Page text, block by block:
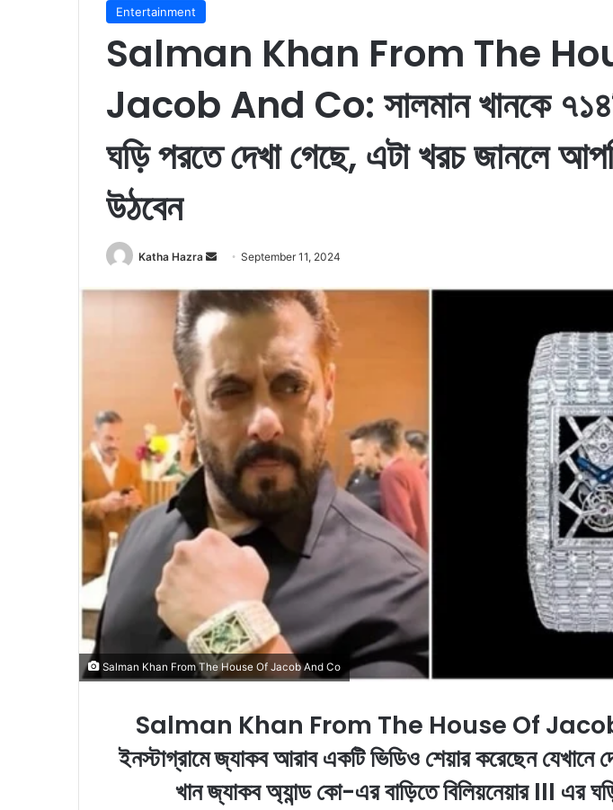
Entertainment
Salman Khan From The
Jacob And Co: সালমান খানকে ৭১৪টি
ঘড়ি পরতে দেখা গেছে, এটা খরচ জানলে
উঠবেন
Katha Hazra
e
m
i
l
September 11, 2024
Salman Khan From The House Of Jacob And Co
Salman Khan From The House Of
ইনস্টাগ্রামে জ্যাকব আরাব একটি ভিডিও শেয়ার করেছেন যেখানে
খান জ্যাকব অ্যান্ড কো-এর বাড়িতে বিলিয়নেয়ার III এর